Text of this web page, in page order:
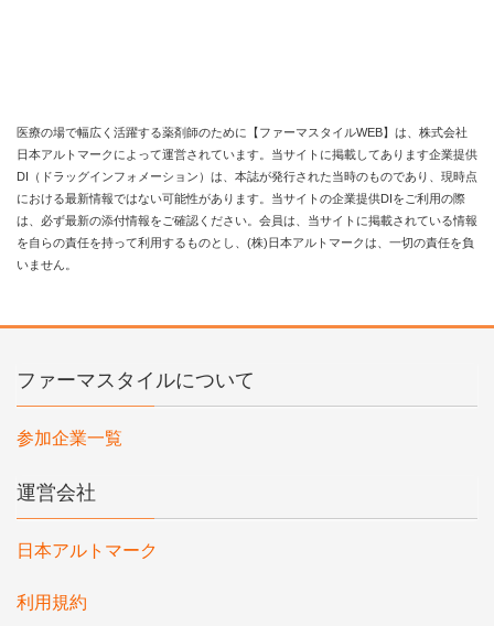
医療の場で幅広く活躍する薬剤師のために【ファーマスタイルWEB】は、株式会社
日本アルトマークによって運営されています。当サイトに掲載してあります企業提供
DI（ドラッグインフォメーション）は、本誌が発行された当時のものであり、現時点
における最新情報ではない可能性があります。当サイトの企業提供DIをご利用の際
は、必ず最新の添付情報をご確認ください。会員は、当サイトに掲載されている情報
を自らの責任を持って利用するものとし、(株)日本アルトマークは、一切の責任を負
いません。
ファーマスタイルについて
参加企業一覧
運営会社
日本アルトマーク
利用規約